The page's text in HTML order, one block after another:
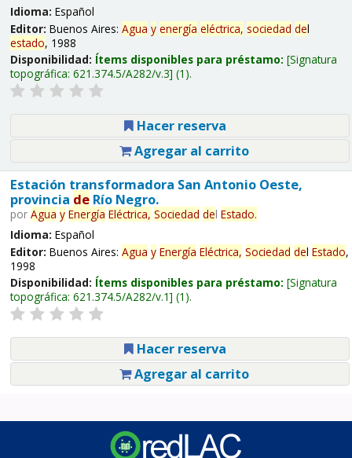
Idioma: Español
Editor: Buenos Aires: Agua y energía eléctrica, sociedad del
estado, 1988
Disponibilidad: Ítems disponibles para préstamo: Signatura
topográfica: 621.374.5/A282/v.3 (1).
Hacer reserva
Agregar al carrito
Estación transformadora San Antonio Oeste,
provincia deRío Negro.
por Agua y Energía Eléctrica, Sociedad del Estado.
Idioma: Español
Editor: Buenos Aires: Agua y Energía Eléctrica, Sociedad del Estado,
1998
Disponibilidad: Ítems disponibles para préstamo: Signatura
topográfica: 621.374.5/A282/v.1 (1).
Hacer reserva
Agregar al carrito